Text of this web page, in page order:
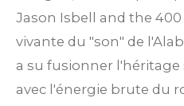
Jason Isbell and the
vivante du "son" de
a su fusionner l'héritage
avec l'énergie brute du